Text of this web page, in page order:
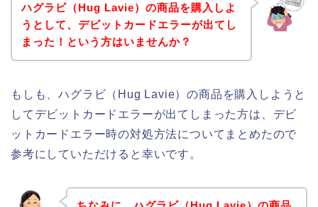
ハグラビ（Hug Lavie）の商品を購入しよ
うとして、デビットカードエラーが出てし
まった！という方はいませんか？
もしも、ハグラビ（Hug Lavie）の商品を購入しようと
してデビットカードエラーが出てしまった方は、デビ
ットカードエラー時の対処方法についてまとめたので
参考にしていただけると幸いです。